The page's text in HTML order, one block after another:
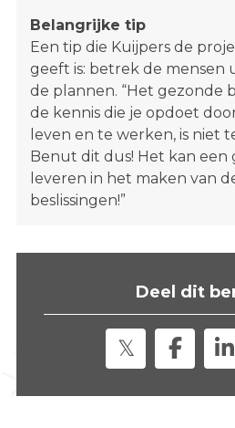
Belangrijke tip
Een tip die Kuijpers de
geeft is: betrek de mensen
de plannen. “Het gezonde
de kennis die je opdoet
leven en te werken, is niet
Benut dit dus! Het kan een
leveren in het maken van
beslissingen!”
Deel dit